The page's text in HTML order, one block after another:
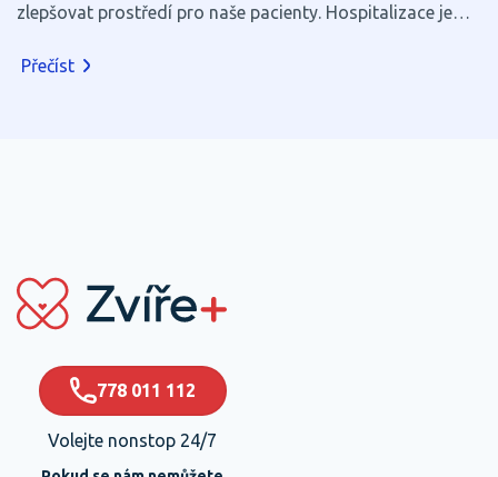
zlepšovat prostředí pro naše pacienty. Hospitalizace je
maličkosti mohou výrazně přispět k jejich pohodlí a
Přečíst
778 011 112
Volejte nonstop 24/7